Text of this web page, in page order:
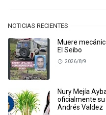
NOTICIAS RECIENTES
Muere
El Seibo
2026/8/9
Nury Mejía
oficialmente su
Andrés Valdez